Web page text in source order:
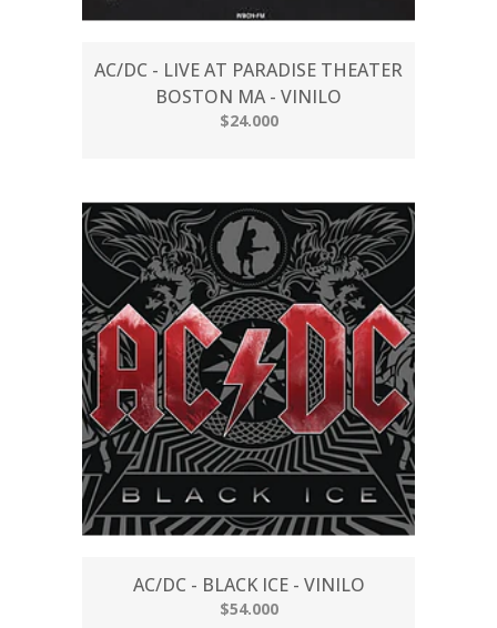
AC/DC - LIVE AT PARADISE THEATER
BOSTON MA - VINILO
$24.000
AC/DC - BLACK ICE - VINILO
$54.000